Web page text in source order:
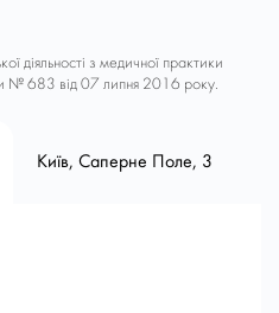
діяльності з медичної практики
№ 683 від 07 липня 2016 року.
Київ, Саперне Поле, 3